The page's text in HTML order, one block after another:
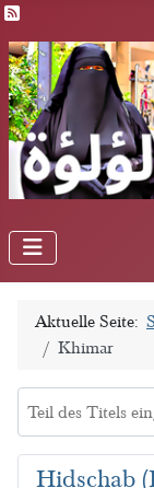
Aktuelle Seite:
Khimar
Hidschab